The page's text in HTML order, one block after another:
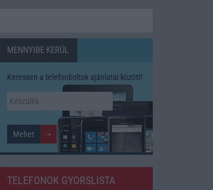
MENNYIBE KERÜL
Keressen a telefonboltok ajánlatai között!
TELEFONOK GYORSLISTA